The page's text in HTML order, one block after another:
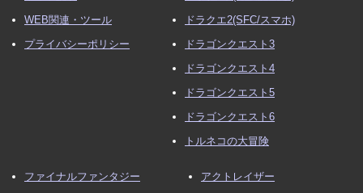
WEB関連・ツール
プライバシーポリシー
ドラクエ2(SFC/スマホ)
ドラゴンクエスト3
ドラゴンクエスト4
ドラゴンクエスト5
ドラゴンクエスト6
トルネコの大冒険
ファイナルファンタジー
アクトレイザー